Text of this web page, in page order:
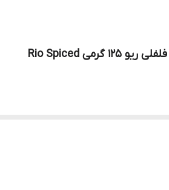
کنسرو ماهی ساردین فلفلی ریو 125 گرمی Rio Spiced